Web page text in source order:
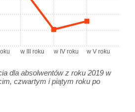
w III roku w IV roku w V roku
dla absolwentów z roku 2019 w
czwartym i piątym roku po